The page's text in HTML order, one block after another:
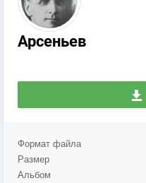
Арсеньев
Формат файла
Размер
Альбом